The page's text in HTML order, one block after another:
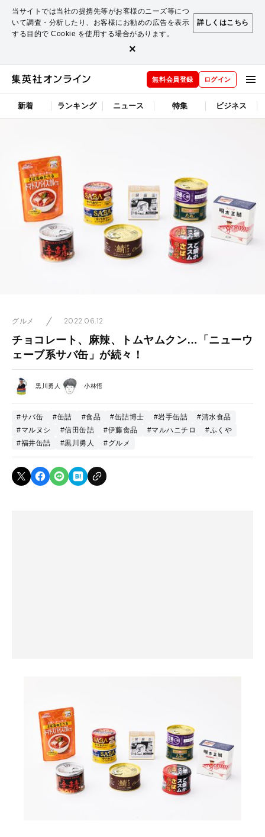
当サイトでは当社の提携先等がお客様のニーズ等につ
いて調査・分析したり、お客様にお勧めの広告を表示
する目的で Cookie を使用する場合があります。
詳しくはこちら
×
無料会員登録 ログイン
新着 ランキング ニュース 特集 ビジネス
グルメ 2022.06.12
チョコレート、麻辣、トムヤムクン…「ニューウ
ェーブ系サバ缶」が続々！
黒川勇人 小林悟
#サバ缶 #缶詰 #食品 #缶詰博士 #岩手缶詰
#清水食品
#マルヌシ
#信田缶詰 #伊藤食品 #マルハニチロ
#ふくや
#福井缶詰
#黒川勇人 #グルメ